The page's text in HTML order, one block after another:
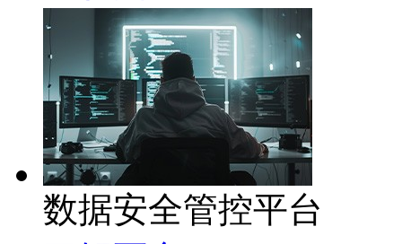
数据安全管控平台